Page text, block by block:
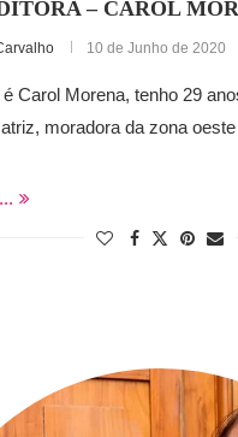
– CAROL
10 de Junho de 2020
Carol Morena, tenho 29
moradora da zona